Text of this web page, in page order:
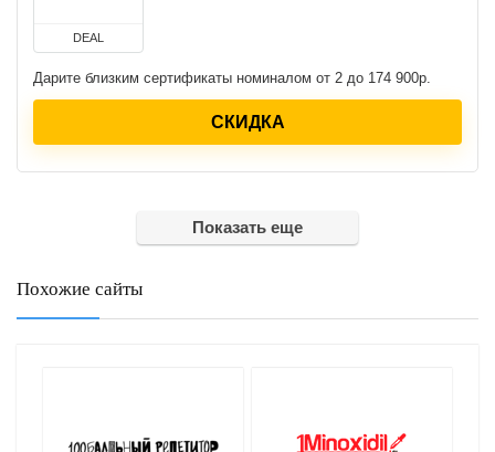
DEAL
Дарите близким сертификаты номиналом от 2 до 174 900р.
СКИДКА
Показать еще
Похожие сайты